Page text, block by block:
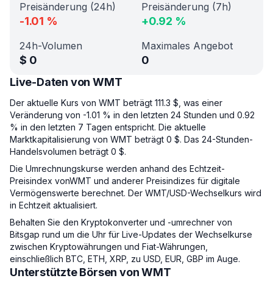
Preisänderung (24h)
-1.01 %
Preisänderung (7h)
+0.92 %
24h-Volumen
$ 0
Maximales Angebot
0
Live-Daten von WMT
Der aktuelle Kurs von WMT beträgt 111.3 $, was einer
Veränderung von -1.01 % in den letzten 24 Stunden und 0.92
% in den letzten 7 Tagen entspricht. Die aktuelle
Marktkapitalisierung von WMT beträgt 0 $. Das 24-Stunden-
Handelsvolumen beträgt 0 $.
Die Umrechnungskurse werden anhand des Echtzeit-
Preisindex vonWMT und anderer Preisindizes für digitale
Vermögenswerte berechnet. Der WMT/USD-Wechselkurs wird
in Echtzeit aktualisiert.
Behalten Sie den Kryptokonverter und -umrechner von
Bitsgap rund um die Uhr für Live-Updates der Wechselkurse
zwischen Kryptowährungen und Fiat-Währungen,
einschließlich BTC, ETH, XRP, zu USD, EUR, GBP im Auge.
Unterstützte Börsen von WMT